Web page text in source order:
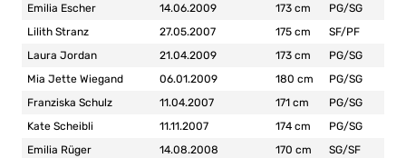
Emilia Escher
14.06.2009 173 cm
PG/SG
Lilith Stranz
27.05.2007 175 cm
SF/PF
Laura Jordan
21.04.2009 173 cm
PG/SG
Mia Jette Wiegand
06.01.2009 180 cm
PG/SG
Franziska Schulz
11.04.2007 171 cm
PG/SG
Kate Scheibli
11.11.2007 174 cm
PG/SG
Emilia Rüger
14.08.2008 170 cm
SG/SF